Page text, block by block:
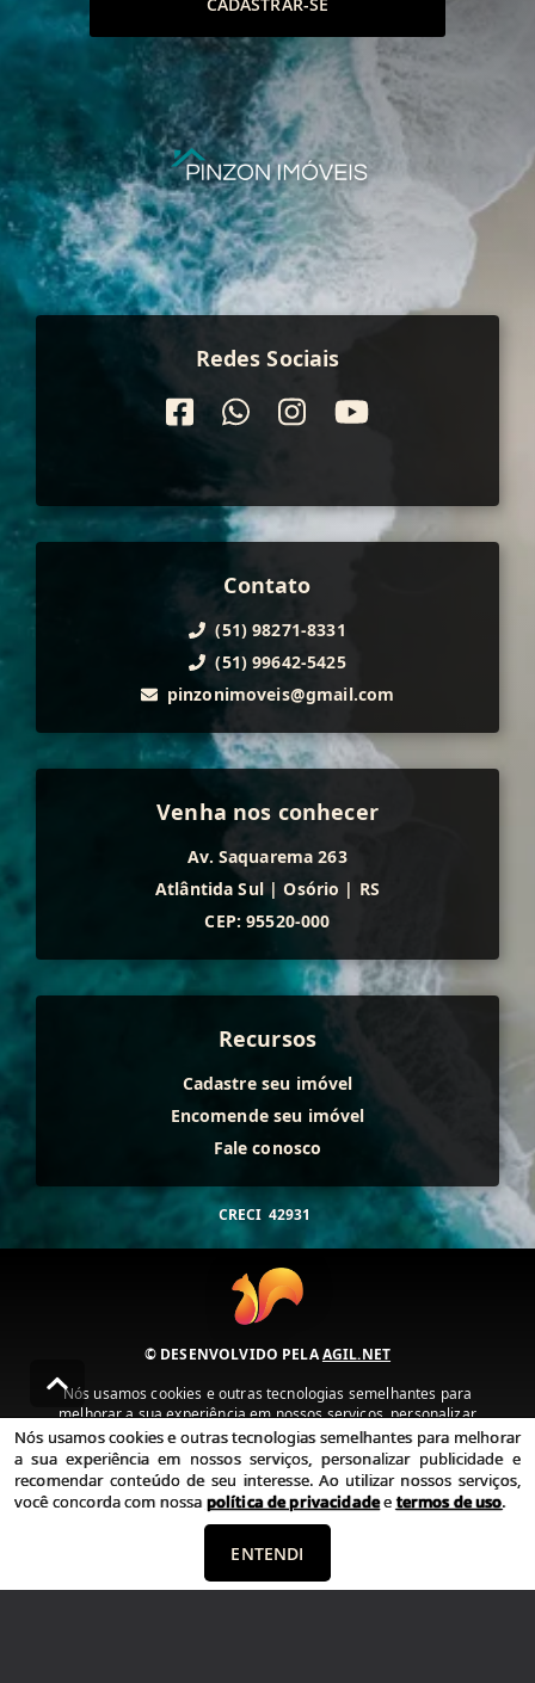
Redes Sociais
Contato
(51) 98271-8331
(51) 99642-5425
pinzonimoveis@gmail.com
Venha nos conhecer
Av. Saquarema 263
Atlântida Sul | Osório | RS
CEP: 95520-000
Recursos
Cadastre seu imóvel
Encomende seu imóvel
Fale conosco
CRECI 42931
© DESENVOLVIDO PELAAGIL.NET
Nós usamos cookies e outras tecnologias semelhantes para
melhorar a sua experiência em nossos serviços, personalizar
publicidade e recomendar conteúdo de seu interesse. Ao utilizar
nossos serviços, você concorda com nossa política de privacidade e
termos de uso.
Política de Privacidade Termos de uso
Nós usamos cookies e outras tecnologias semelhantes para melhorar
a sua experiência em nossos serviços, personalizar publicidade e
recomendar conteúdo de seu interesse. Ao utilizar nossos serviços,
você concorda com nossa política de privacidadeetermos de uso.
ENTENDI